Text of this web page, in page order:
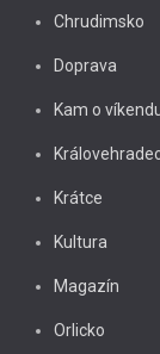
Chrudimsko
Doprava
Kam o
Krátce
Kultura
Magazín
Orlicko